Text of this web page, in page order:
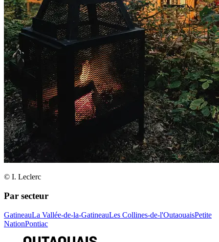
© I. Leclerc
Par secteur
GatineauLa Vallée-de-la-GatineauLes Collines-de-l'OutaouaisPetite
NationPontiac